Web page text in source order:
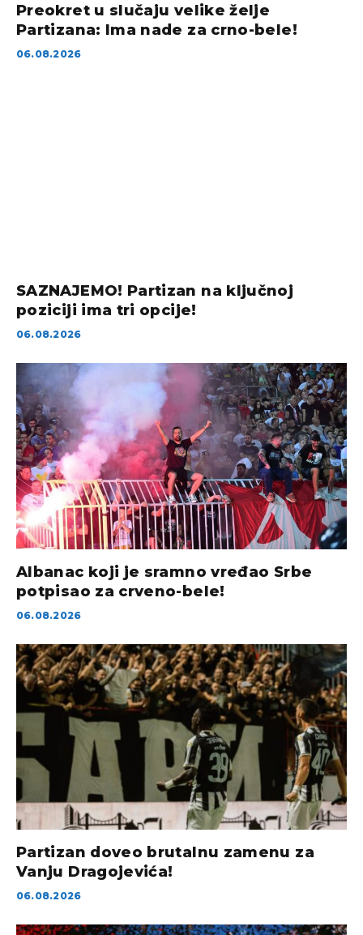
Preokret u slučaju velike želje
Partizana: Ima nade za crno-bele!
06.08.2026
SAZNAJEMO! Partizan na ključnoj
poziciji ima tri opcije!
06.08.2026
Albanac koji je sramno vređao Srbe
potpisao za crveno-bele!
06.08.2026
Partizan doveo brutalnu zamenu za
Vanju Dragojevića!
06.08.2026